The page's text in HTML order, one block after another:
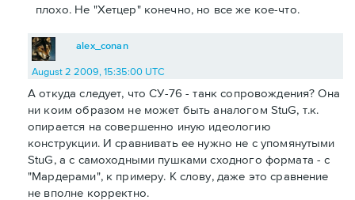
плохо. Не "Хетцер" конечно, но все же кое-что.
alex_conan
August 2 2009, 15:35:00 UTC
А откуда следует, что СУ-76 - танк сопровождения? Она
ни коим образом не может быть аналогом StuG, т.к.
опирается на совершенно иную идеологию
конструкции. И сравнивать ее нужно не с упомянутыми
StuG, а с самоходными пушками сходного формата - с
"Мардерами", к примеру. К слову, даже это сравнение
не вполне корректно.